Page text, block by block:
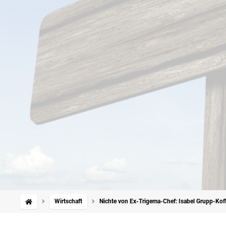
Wirtschaft Nichte von Ex-Trigema-Chef: Isabel Grupp-